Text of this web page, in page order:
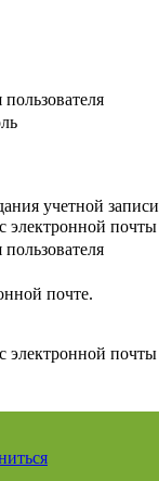
учетной записи
электронной почты
почте.
электронной почты